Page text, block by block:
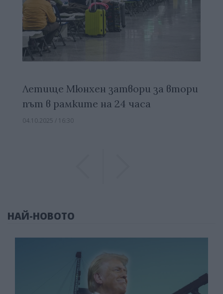
Летище Мюнхен затвори за втори
път в рамките на 24 часа
04.10.2025 / 16:30
НАЙ-НОВОТО